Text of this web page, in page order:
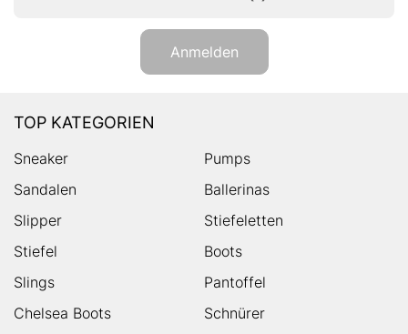
Anmelden
TOP KATEGORIEN
Sneaker
Pumps
Sandalen
Ballerinas
Slipper
Stiefeletten
Stiefel
Boots
Slings
Pantoffel
Chelsea Boots
Schnürer